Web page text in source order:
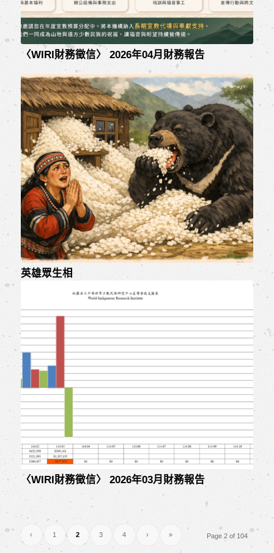
〈WIRI財務徵信〉 2026年04月財務報告
英雄眾生相
〈WIRI財務徵信〉 2026年03月財務報告
Page 2 of 104
‹ 1 2 3 4 › »